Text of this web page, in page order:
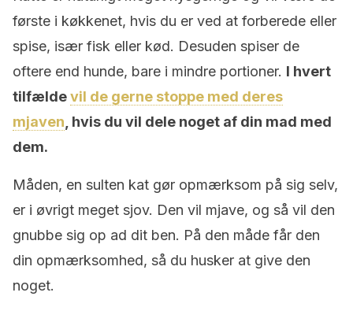
første i køkkenet, hvis du er ved at forberede eller
spise, især fisk eller kød. Desuden spiser de
oftere end hunde, bare i mindre portioner. I hvert
tilfældevil de gerne stoppe med deres
mjaven , hvis du vil dele noget af din mad med
dem.
Måden, en sulten kat gør opmærksom på sig selv,
er i øvrigt meget sjov. Den vil mjave, og så vil den
gnubbe sig op ad dit ben. På den måde får den
din opmærksomhed, så du husker at give den
noget.